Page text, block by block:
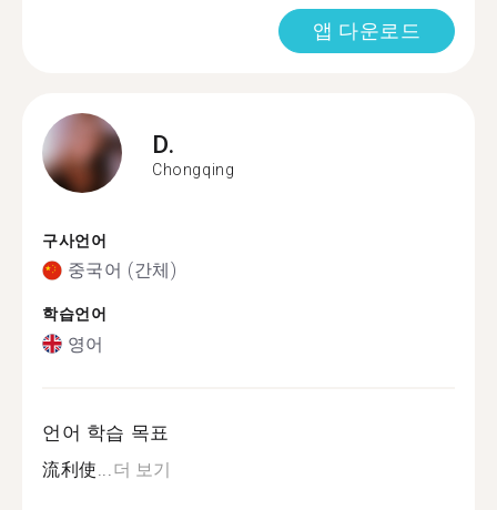
앱 다운로드
D.
Chongqing
구사언어
중국어 (간체)
학습언어
영어
언어 학습 목표
流利使... 더 보기